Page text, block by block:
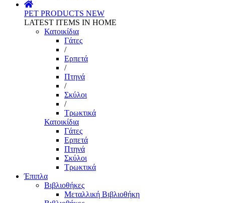
PET PRODUCTS NEW
LATEST ITEMS IN HOME
Κατοικίδια
Γάτες
/
Ερπετά
/
Πτηνά
/
Σκύλοι
/
Τρωκτικά
Κατοικίδια
Γάτες
Ερπετά
Πτηνά
Σκύλοι
Τρωκτικά
Έπιπλα
Βιβλιοθήκες
Μεταλλική Βιβλιοθήκη